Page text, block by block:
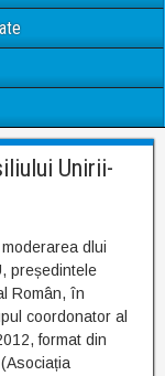
Unirii-
dlui
președintele
Român, în
coordonator al
format din